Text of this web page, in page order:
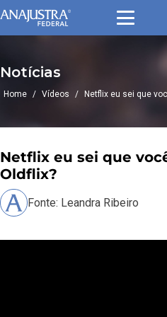
Notícias
Home / Vídeos / Netflix eu sei que
Netflix eu sei que
Oldflix?
Fonte: Leandra Ribeiro